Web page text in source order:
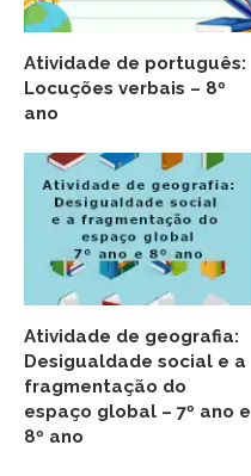
Atividade de português:
Locuções verbais – 8º
ano
Atividade de geografia:
Desigualdade social e a
fragmentação do
espaço global – 7º ano e
8º ano